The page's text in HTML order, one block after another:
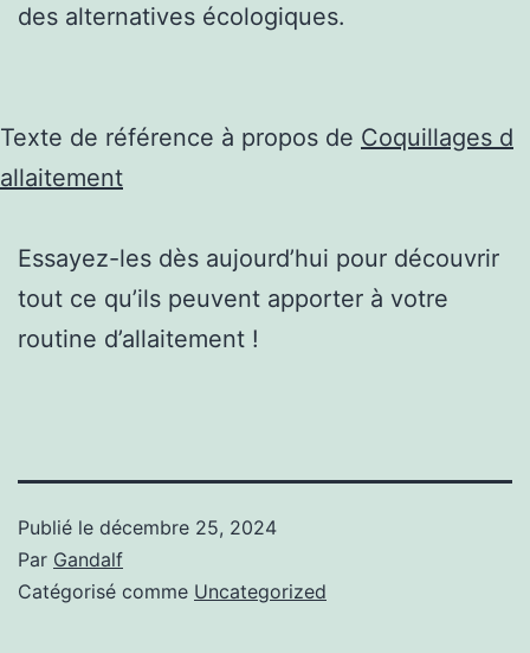
des alternatives écologiques.
Texte de référence à propos de Coquillages d
allaitement
Essayez-les dès aujourd’hui pour découvrir
tout ce qu’ils peuvent apporter à votre
routine d’allaitement !
Publié le décembre 25, 2024
Par Gandalf
Catégorisé comme Uncategorized